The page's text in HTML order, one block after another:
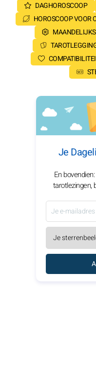
DAGHOROSCOOP
HOROSCOOP VOOR
MAANDELIJKS
Je
En
tarotlezingen,